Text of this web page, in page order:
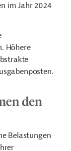
im Jahr 2024
Höhere
den
Belastungen